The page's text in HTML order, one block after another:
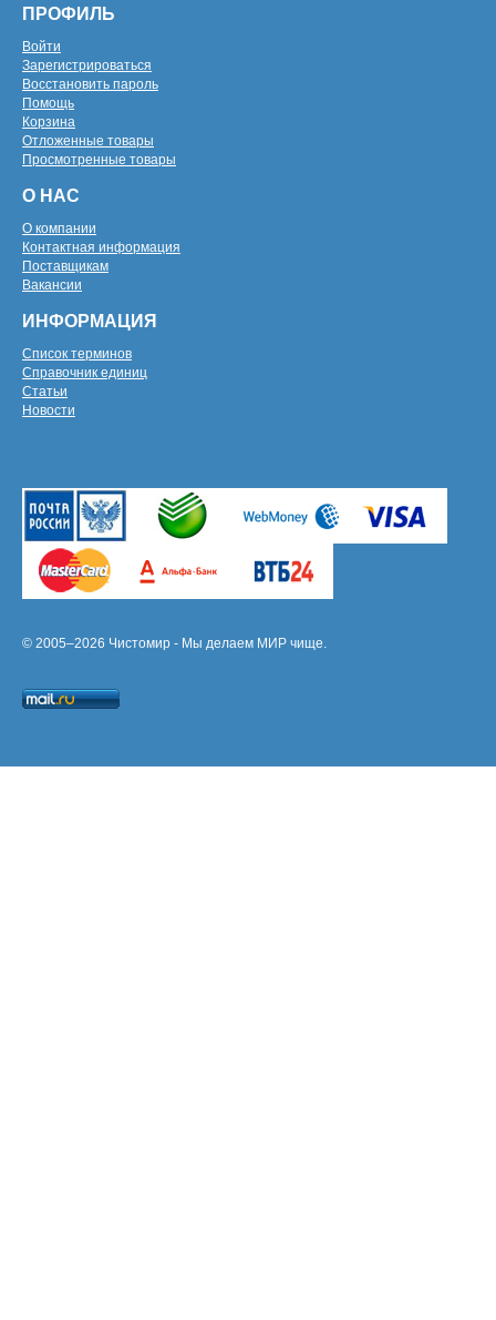
ПРОФИЛЬ
Войти
Зарегистрироваться
Восстановить пароль
Помощь
Корзина
Отложенные товары
Просмотренные товары
О НАС
О компании
Контактная информация
Поставщикам
Вакансии
ИНФОРМАЦИЯ
Список терминов
Справочник единиц
Статьи
Новости
© 2005–2026 Чистомир - Мы делаем МИР чище.